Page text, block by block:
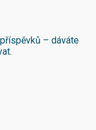
– dáváte